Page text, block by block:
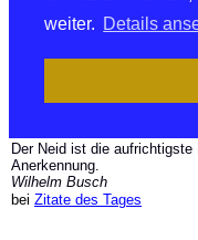
weiter. Details
Der Neid ist die aufrichtigste
Anerkennung.
Wilhelm Busch
bei Zitate des Tages